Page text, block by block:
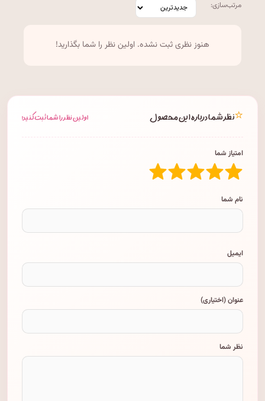
مرتب‌سازی:
هنوز نظری ثبت نشده. اولین نظر را شما بگذارید!
⭐نظر شما درباره این محصول اولین نظر را شما ثبت کنید!
امتیاز شما
نام شما
ایمیل
عنوان (اختیاری)
نظر شما